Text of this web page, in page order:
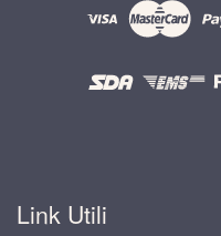
Link Utili